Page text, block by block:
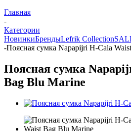
Главная
-
Категории
НовинкиБрендыLefrik Collection
-Поясная сумка Napapijri H-Cala
Поясная сумка
Bag Blu Marine